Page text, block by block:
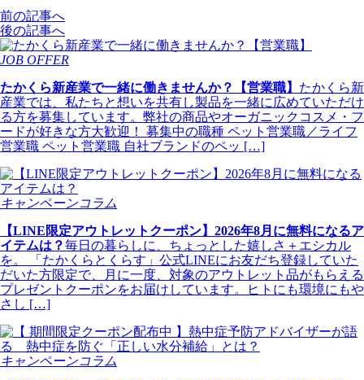
前の記事へ
後の記事へ
JOB OFFER
たかくら新産業で一緒に働きませんか？【営業職】 たかくら新
産業では、私たちと想いを共有し製品を一緒に広めていただけ
る方を募集しています。弊社の商品やオーガニックコスメ・フ
ードが好きな方大歓迎！ 募集中の職種 ペット営業職／ライフ
営業職 ペット営業職 自社ブランドのペッ […]
キャンペーンコラム
【LINE限定アウトレットクーポン】2026年8月に無料になるア
イテムは？毎日の暮らしに、ちょっとした嬉しさ＋エシカル
を。 「たかくらとくらす」公式LINEにお友だち登録していた
だいた方限定で、月に一度、対象のアウトレット品がもらえる
プレゼントクーポンをお届けしています。ヒトにも環境にもや
さし […]
キャンペーンコラム